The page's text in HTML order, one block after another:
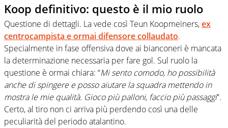
Koop definitivo: questo è il mio ruolo
Questione di dettagli. La vede così Teun Koopmeiners,ex
centrocampista e ormai difensore collaudato.
Specialmente in fase offensiva dove ai bianconeri è mancata
la determinazione necessaria per fare gol. Sul ruolo la
questione è ormai chiara: “Mi sento comodo, ho possibilità
anche di spingere e posso aiutare la squadra mettendo in
mostra le mie qualità. Gioco più palloni, faccio più passaggi“.
Certo, al tiro non ci arriva più perdendo così una delle
peculiarità del periodo atalantino.